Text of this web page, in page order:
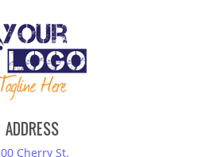
ADDRESS
Cherry St.